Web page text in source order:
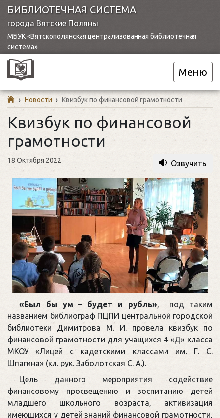
БИБЛИОТЕЧНАЯ СИСТЕМА
города Вятские Поляны
МБУК «Вятскополянская централизованная библиотечная
система»
Меню
› Новости › Квизбук по финансовой грамотности
Квизбук по финансовой
грамотности
18 Октября 2022 Озвучить
«Был бы ум – будет и рубль», под таким
названием библиограф ПЦПИ центральной городской
библиотеки Димитрова М. И. провела квизбук по
финансовой грамотности для учащихся 4 «Д» класса
МКОУ «Лицей с кадетскими классами им. Г. С.
Шпагина» (кл. рук. Заболотская С. А.).
Цель данного мероприятия содействие
финансовому просвещению и воспитанию детей
младшего школьного возраста, активизация
имеющихся у детей знаний финансовой грамотности,